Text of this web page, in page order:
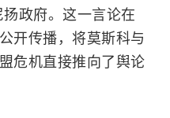
政府。这一言论在
开传播，将莫斯科与
危机直接推向了舆论